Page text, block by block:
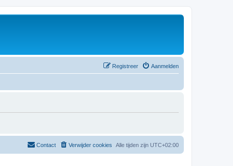
Aanmelden
Registreer
Alle tijden zijn UTC+02:00
Verwijder cookies
Contact